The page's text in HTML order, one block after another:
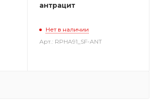
антрацит
Нет в наличии
Арт.: RPHA91_SF-ANT